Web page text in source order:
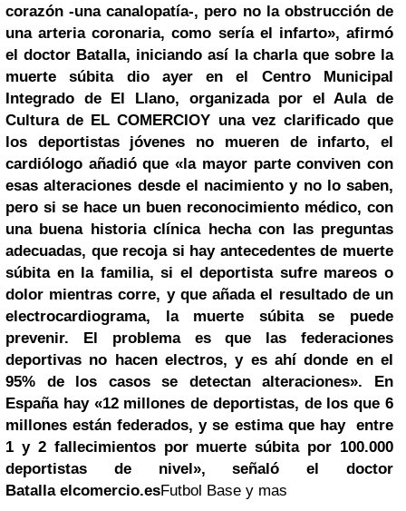
corazón -una canalopatía-, pero no la obstrucción de
una arteria coronaria, como sería el infarto», afirmó
el doctor Batalla, iniciando así la charla que sobre la
muerte súbita dio ayer en el Centro Municipal
Integrado de El Llano, organizada por el Aula de
Cultura de EL COMERCIOY una vez clarificado que
los deportistas jóvenes no mueren de infarto, el
cardiólogo añadió que«la mayor parte conviven con
esas alteraciones desde el nacimiento y no lo saben,
pero si se hace un buen reconocimiento médico, con
una buena historia clínica hecha con las preguntas
adecuadas, que recoja si hay antecedentes de muerte
súbita en la familia, si el deportista sufre mareos o
dolor mientras corre, y que añada el resultado de un
electrocardiograma, la muerte súbita se puede
prevenir. El problema es que las federaciones
deportivas no hacen electros, y es ahí donde en el
95% de los casos se detectan alteraciones». En
España hay «12 millones de deportistas, de los que 6
millones están federados, y se estima que hay entre
1 y 2 fallecimientos por muerte súbita por 100.000
deportistas de nivel», señaló el doctor
Batalla elcomercio.esFutbol Base y mas